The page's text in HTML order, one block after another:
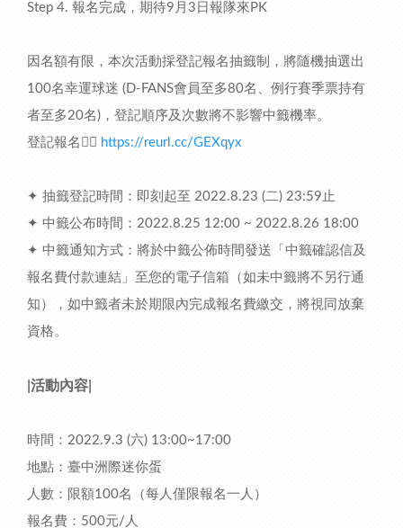
Step 4. 報名完成，期待9月3日報隊來PK
因名額有限，本次活動採登記報名抽籤制，將隨機抽選出
100名幸運球迷 (D-FANS會員至多80名、例行賽季票持有
者至多20名)，登記順序及次數將不影響中籤機率。
登記報名👉🏻 https://reurl.cc/GEXqyx
✦ 抽籤登記時間：即刻起至 2022.8.23 (二) 23:59止
✦ 中籤公布時間：2022.8.25 12:00 ~ 2022.8.26 18:00
✦ 中籤通知方式：將於中籤公佈時間發送「中籤確認信及
報名費付款連結」至您的電子信箱（如未中籤將不另行通
知），如中籤者未於期限內完成報名費繳交，將視同放棄
資格。
|活動內容|
時間：2022.9.3 (六) 13:00~17:00
地點：臺中洲際迷你蛋
人數：限額100名（每人僅限報名一人）
報名費：500元/人